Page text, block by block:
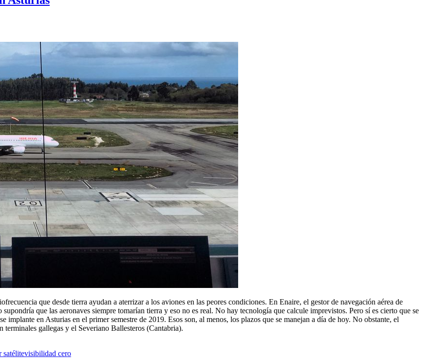
que desde tierra ayudan a aterrizar a los aviones en las peores condiciones. En Enaire, el gestor de navegación aérea de
que las aeronaves siempre tomarían tierra y eso no es real. No hay tecnología que calcule imprevistos. Pero sí es cierto que se
implante en Asturias en el primer semestre de 2019. Esos son, al menos, los plazos que se manejan a día de hoy. No obstante, el
gallegas y el Severiano Ballesteros (Cantabria).
satélitevisibilidad cero